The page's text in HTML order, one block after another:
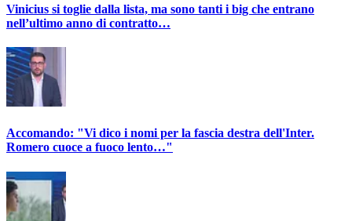
Vinicius si toglie dalla lista, ma sono tanti i big che entrano
nell’ultimo anno di contratto…
Accomando: "Vi dico i nomi per la fascia destra dell'Inter.
Romero cuoce a fuoco lento…"